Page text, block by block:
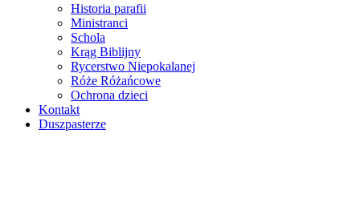
Historia parafii
Ministranci
Schola
Krąg Biblijny
Rycerstwo Niepokalanej
Róże Różańcowe
Ochrona dzieci
Kontakt
Duszpasterze